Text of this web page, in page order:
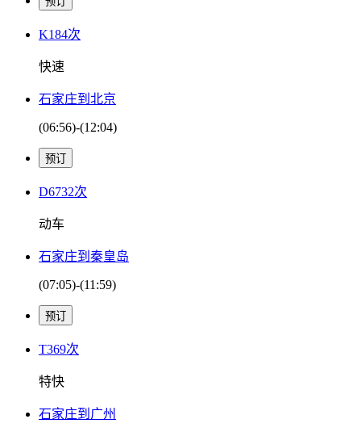
K184次
快速
石家庄到北京
(06:56)-(12:04)
D6732次
动车
石家庄到秦皇岛
(07:05)-(11:59)
T369次
特快
石家庄到广州